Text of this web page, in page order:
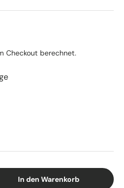
Checkout berechnet.
In den Warenkorb